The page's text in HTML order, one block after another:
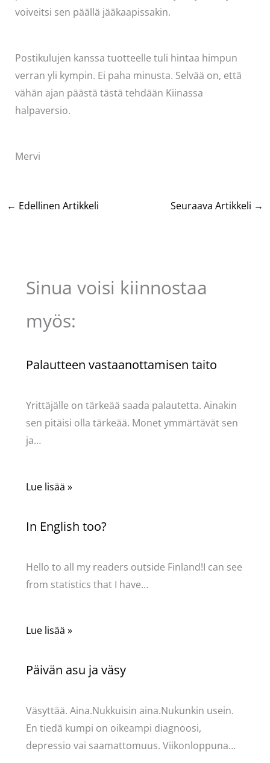
voiveitsi sen päällä jääkaapissakin.
Postikulujen kanssa tuotteelle tuli hintaa himpun
verran yli kympin. Ei paha minusta. Selvää on, että
vähän ajan päästä tästä tehdään Kiinassa
halpaversio.
Mervi
← Edellinen Artikkeli Seuraava Artikkeli →
Sinua voisi kiinnostaa
myös:
Palautteen vastaanottamisen taito
Yrittäjälle on tärkeää saada palautetta. Ainakin
sen pitäisi olla tärkeää. Monet ymmärtävät sen
ja…
Lue lisää »
In English too?
Hello to all my readers outside Finland!I can see
from statistics that I have…
Lue lisää »
Päivän asu ja väsy
Väsyttää. Aina.Nukkuisin aina.Nukunkin usein.
En tiedä kumpi on oikeampi diagnoosi,
depressio vai saamattomuus. Viikonloppuna…